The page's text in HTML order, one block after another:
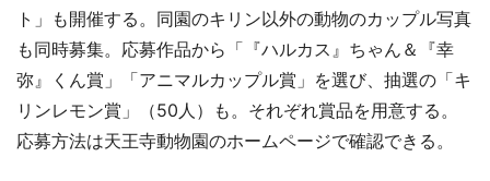
ト」も開催する。同園のキリン以外の動物のカップル写真
も同時募集。応募作品から「『ハルカス』ちゃん＆『幸
弥』くん賞」「アニマルカップル賞」を選び、抽選の「キ
リンレモン賞」（50人）も。それぞれ賞品を用意する。
応募方法は天王寺動物園のホームページで確認できる。